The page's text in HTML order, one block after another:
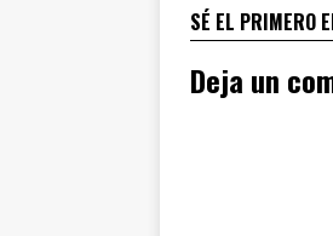
SÉ EL PRIMERO
Deja un